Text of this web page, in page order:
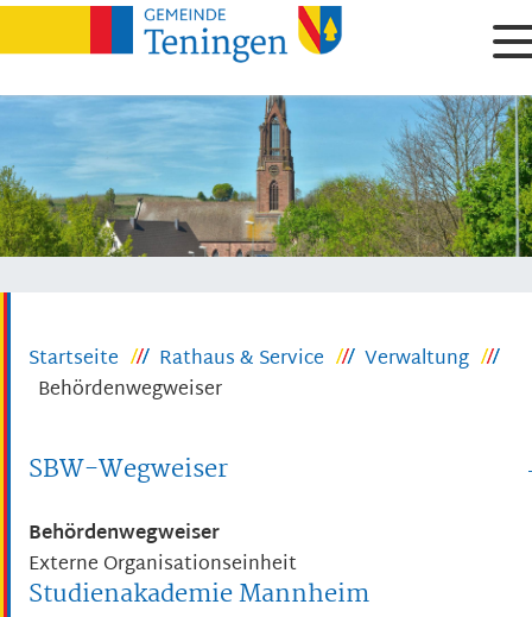
Startseite Rathaus & Service
Verwaltung
Behördenwegweiser
SBW-Wegweiser
Behördenwegweiser
Externe Organisationseinheit
Studienakademie Mannheim